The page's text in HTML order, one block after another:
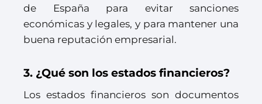
de España para evitar sanciones
económicas y legales, y para mantener una
buena reputación empresarial.
3. ¿Qué son los estados financieros?
Los estados financieros son documentos